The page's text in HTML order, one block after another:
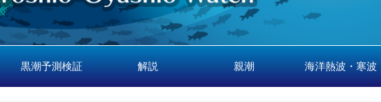
黒潮予測検証 解説 親潮 海洋熱波・寒波